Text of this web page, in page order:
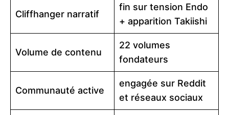
Cliffhanger narratif
fin sur tension Endo
+ apparition Takiishi
Volume de contenu
22 volumes
fondateurs
Communauté active
engagée sur Reddit
et réseaux sociaux